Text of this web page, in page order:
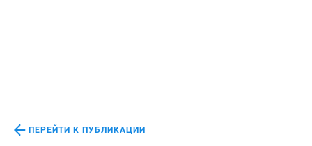
ПЕРЕЙТИ К ПУБЛИКАЦИИ